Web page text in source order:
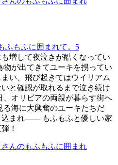
ふもふに囲まれて。5
増して夜泣きが酷くなってい
物が出てきてユーキを拐ってい
い、飛び起きてはウイリアム
と確認が取れるまで泣き続け
、オリビアの両親が暮らす街へ
る海に大興奮のユーキたちだ
込まれ―― もふもふと優しい家
！